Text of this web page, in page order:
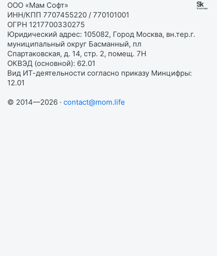
ООО «Мам Софт»
ИНН/КПП 7707455220 / 770101001
ОГРН 1217700330275
Юридический адрес: 105082, Город Москва, вн.тер.г.
муниципальный округ Басманный, пл
Спартаковская, д. 14, стр. 2, помещ. 7Н
ОКВЭД (основной): 62.01
Вид ИТ-деятельности согласно приказу Минцифры:
12.01
© 2014—2026 · contact@mom.life